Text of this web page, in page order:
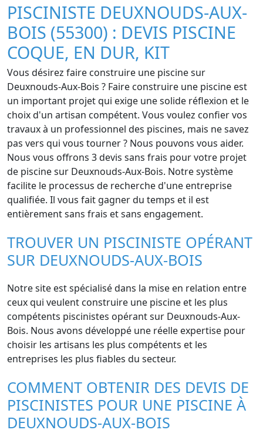
PISCINISTE DEUXNOUDS-AUX-
BOIS (55300) : DEVIS PISCINE
COQUE, EN DUR, KIT
Vous désirez faire construire une piscine sur
Deuxnouds-Aux-Bois ? Faire construire une piscine est
un important projet qui exige une solide réflexion et le
choix d'un artisan compétent. Vous voulez confier vos
travaux à un professionnel des piscines, mais ne savez
pas vers qui vous tourner ? Nous pouvons vous aider.
Nous vous offrons 3 devis sans frais pour votre projet
de piscine sur Deuxnouds-Aux-Bois. Notre système
facilite le processus de recherche d'une entreprise
qualifiée. Il vous fait gagner du temps et il est
entièrement sans frais et sans engagement.
TROUVER UN PISCINISTE OPÉRANT
SUR DEUXNOUDS-AUX-BOIS
Notre site est spécialisé dans la mise en relation entre
ceux qui veulent construire une piscine et les plus
compétents piscinistes opérant sur Deuxnouds-Aux-
Bois. Nous avons développé une réelle expertise pour
choisir les artisans les plus compétents et les
entreprises les plus fiables du secteur.
COMMENT OBTENIR DES DEVIS DE
PISCINISTES POUR UNE PISCINE À
DEUXNOUDS-AUX-BOIS